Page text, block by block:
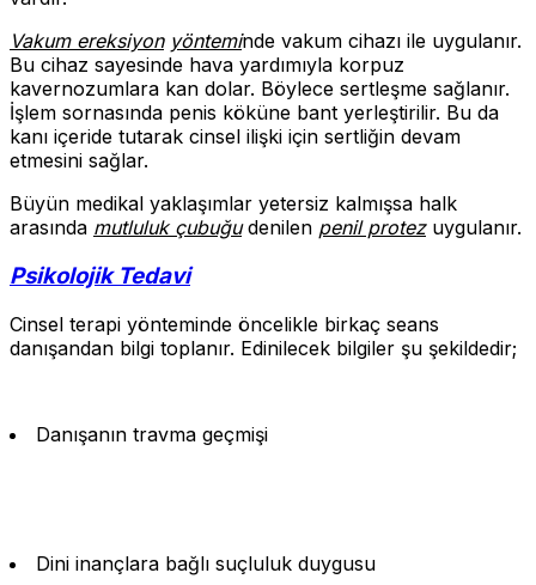
Vakum ereksiyon yönteminde vakum cihazı ile uygulanır.
Bu cihaz sayesinde hava yardımıyla korpuz
kavernozumlara kan dolar. Böylece sertleşme sağlanır.
İşlem sornasında penis köküne bant yerleştirilir. Bu da
kanı içeride tutarak cinsel ilişki için sertliğin devam
etmesini sağlar.
Büyün medikal yaklaşımlar yetersiz kalmışsa halk
arasında mutluluk çubuğudenilen penil protezuygulanır.
Psikolojik Tedavi
Cinsel terapi yönteminde öncelikle birkaç seans
danışandan bilgi toplanır. Edinilecek bilgiler şu şekildedir;
Danışanın travma geçmişi
Dini inançlara bağlı suçluluk duygusu